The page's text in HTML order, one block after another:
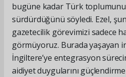
bugüne kadar Türk
sürdürdüğünü söyledi. Ezel,
gazetecilik görevimizi sadece
görmüyoruz. Burada yaşayan
İngiltere’ye entegrasyon
aidiyet duygularını